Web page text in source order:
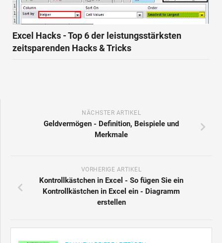
Excel Hacks - Top 6 der leistungsstärksten
zeitsparenden Hacks & Tricks
NÄCHSTER ARTIKEL
Geldvermögen - Definition, Beispiele und
Merkmale
VORHERIGE ARTIKEL
Kontrollkästchen in Excel - So fügen Sie ein
Kontrollkästchen in Excel ein - Diagramm
erstellen